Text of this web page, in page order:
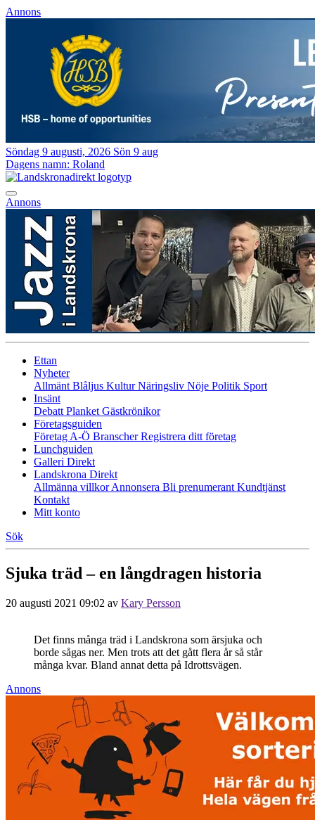
Annons
Söndag 9 augusti, 2026 Sön 9 aug
Dagens namn: Roland
Annons
Ettan
Nyheter
Allmänt Blåljus KulturNäringsliv Nöje Politik Sport
Insänt
Debatt Planket Gästkrönikor
Företagsguiden
Företag A-Ö BranscherRegistrera ditt företag
Lunchguiden
Galleri Direkt
Landskrona Direkt
Allmänna villkorAnnonsera Bli prenumerant Kundtjänst
Kontakt
Mitt konto
Sök
Sjuka träd – en långdragen historia
20 augusti 2021 09:02 av Kary Persson
Det finns många träd i Landskrona som ärsjuka och
borde sågas ner. Men trots att det gått flera år så står
många kvar. Bland annat detta på Idrottsvägen.
Annons